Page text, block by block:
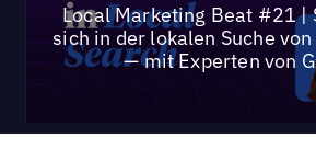
Local Marketing Beat #21 |
sich in der lokalen Suche
— mit Experten von